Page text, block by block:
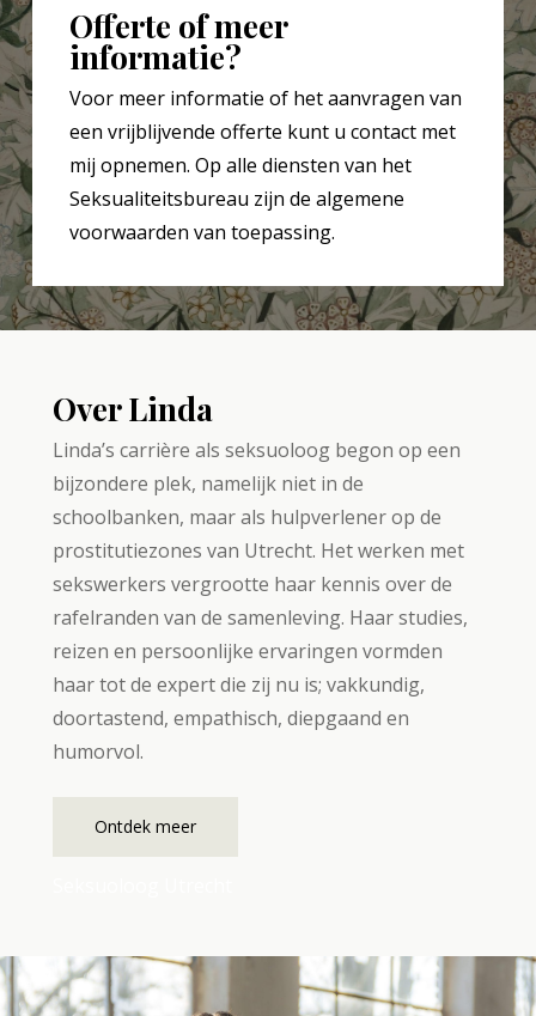
Offerte of meer
informatie?
Voor meer informatie of het aanvragen van
een vrijblijvende offerte kunt u contact met
mij opnemen. Op alle diensten van het
Seksualiteitsbureau zijn de algemene
voorwaarden van toepassing.
Over Linda
Linda’s carrière als seksuoloog begon op een
bijzondere plek, namelijk niet in de
schoolbanken, maar als hulpverlener op de
prostitutiezones van Utrecht. Het werken met
sekswerkers vergrootte haar kennis over de
rafelranden van de samenleving. Haar studies,
reizen en persoonlijke ervaringen vormden
haar tot de expert die zij nu is; vakkundig,
doortastend, empathisch, diepgaand en
humorvol.
Ontdek meer